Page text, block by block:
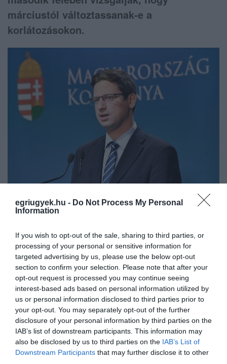
egriugyek.hu - Do Not Process My Personal
Information
If you wish to opt-out of the sale, sharing to third parties, or
processing of your personal or sensitive information for
targeted advertising by us, please use the below opt-out
section to confirm your selection. Please note that after your
opt-out request is processed you may continue seeing
interest-based ads based on personal information utilized by
us or personal information disclosed to third parties prior to
your opt-out. You may separately opt-out of the further
disclosure of your personal information by third parties on the
IAB’s list of downstream participants. This information may
also be disclosed by us to third parties on the IAB’s List of
Downstream Participants that may further disclose it to other
márciustól változtassanak-e a
korlátozásokon.
Leszögezte, hogy két esetben enyhítenek a
aktívfertőzttekszáma (jelenleg mintegy 100
ezer ember fertőzött Magyarországon), a
másik, hosszútávú lehetőség, ha kellő
számban áll rendelkezésre a vakcina.
Gulyás elmondta, tárgyaltak a magyar
vendéglátók érdekképviseleti szerveivel, és
döntöttek arról, hogy a közigazgatás hivatalok
mindent megtesznek a bértámogatások